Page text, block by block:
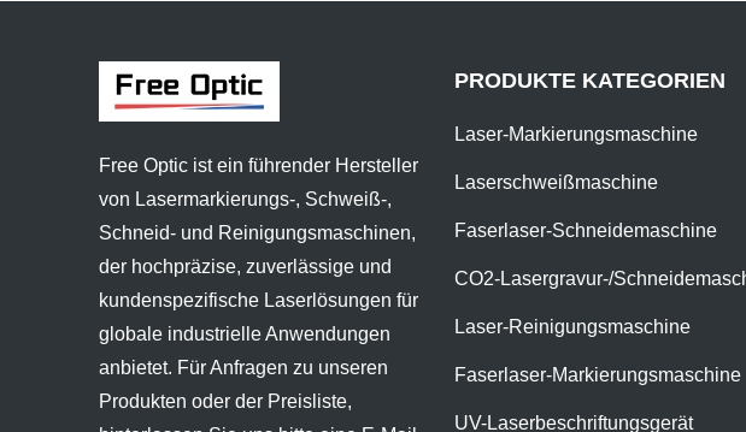
Free Optic ist ein führender Hersteller
von Lasermarkierungs-, Schweiß-,
Schneid- und Reinigungsmaschinen,
der hochpräzise, zuverlässige und
kundenspezifische Laserlösungen für
globale industrielle Anwendungen
anbietet. Für Anfragen zu unseren
Produkten oder der Preisliste,
PRODUKTE KATEGORIEN
Laser-Markierungsmaschine
Laserschweißmaschine
Faserlaser-Schneidemaschine
CO2-Lasergravur-/
Laser-Reinigungsmaschine
Faserlaser-Markierungsmaschine
UV-Laserbeschriftungsgerät